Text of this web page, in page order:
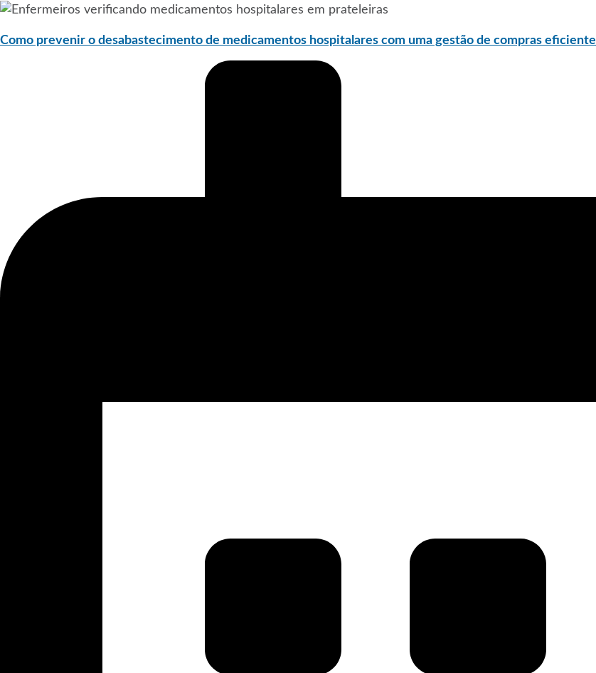
Como prevenir o desabastecimento de medicamentos hospitalares com uma gestão de compras eficiente